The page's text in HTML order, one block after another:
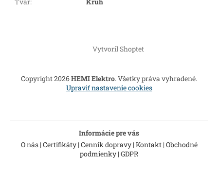
Vytvoril Shoptet
Copyright 2026HEMI Elektro. Všetky práva vyhradené.
Upraviť nastavenie cookies
Informácie pre vás
O nás| Certifikáty| Cenník dopravy| Kontakt| Obchodné
podmienky | GDPR